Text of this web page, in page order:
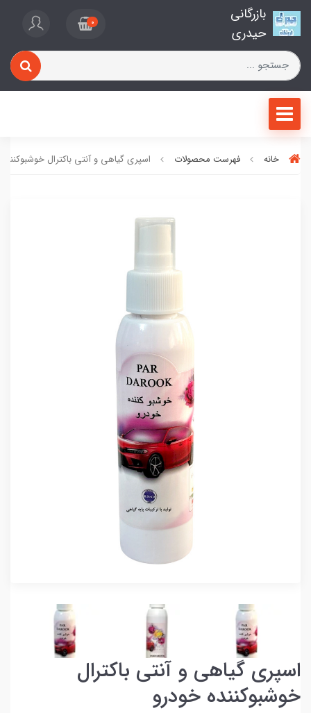
بازرگانی
حیدری
0
خانه فهرست محصولات اسپری گیاهی و آنتی باکترال
اسپری گیاهی و آنتی باکترال
خوشبوکننده خودرو